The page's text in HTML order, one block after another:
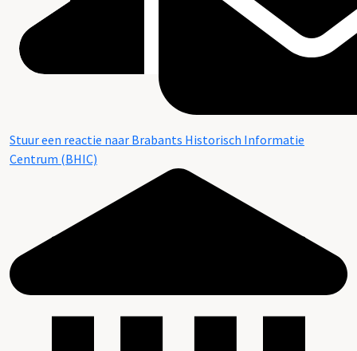
Stuur een reactie naar Brabants Historisch Informatie
Centrum (BHIC)